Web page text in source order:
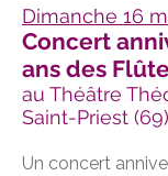
Dimanche 16
Concert
ans des
au Théâtre
Saint-Priest (69)
Un concert